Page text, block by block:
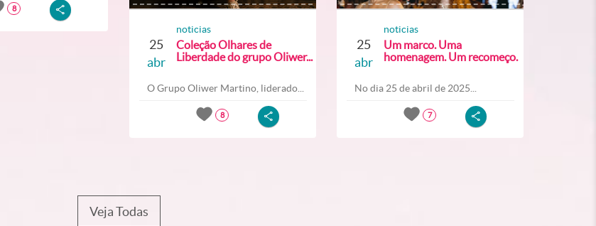
8
25
abr
noticias
Coleção Olhares de
Liberdade do grupo Oliwer...
O Grupo Oliwer Martino, liderado...
8
25
abr
noticias
Um marco. Uma
homenagem. Um recomeço.
No dia 25 de abril de 2025...
7
Veja Todas